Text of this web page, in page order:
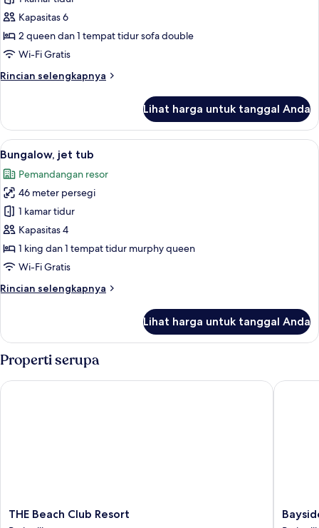
Kabin,
Hewan
Peliharaan
Kapasitas 6
2 queen dan 1 tempat tidur sofa double
Wi-Fi Gratis
Rincian selengkapnya
Rincian
Kabin,
Hewan
Peliharaan
Diizinkan
Lihat harga untuk tanggal Anda
Lihat
semua
foto
untuk
Bungalow,
jet
tub
Bungalow, jet tub | Seprai premium,
6
Bungalow, jet tub
Pemandangan resor
46 meter persegi
1 kamar tidur
Kapasitas 4
1 king dan 1 tempat tidur murphy queen
Wi-Fi Gratis
Rincian selengkapnya
Rincian
Bungalow,
jet
tub
Lihat harga untuk tanggal Anda
Properti serupa
THE
Beach
THE Beach Club Resort
THE Beach Club Resort
Bayside
Resort,
Bayside